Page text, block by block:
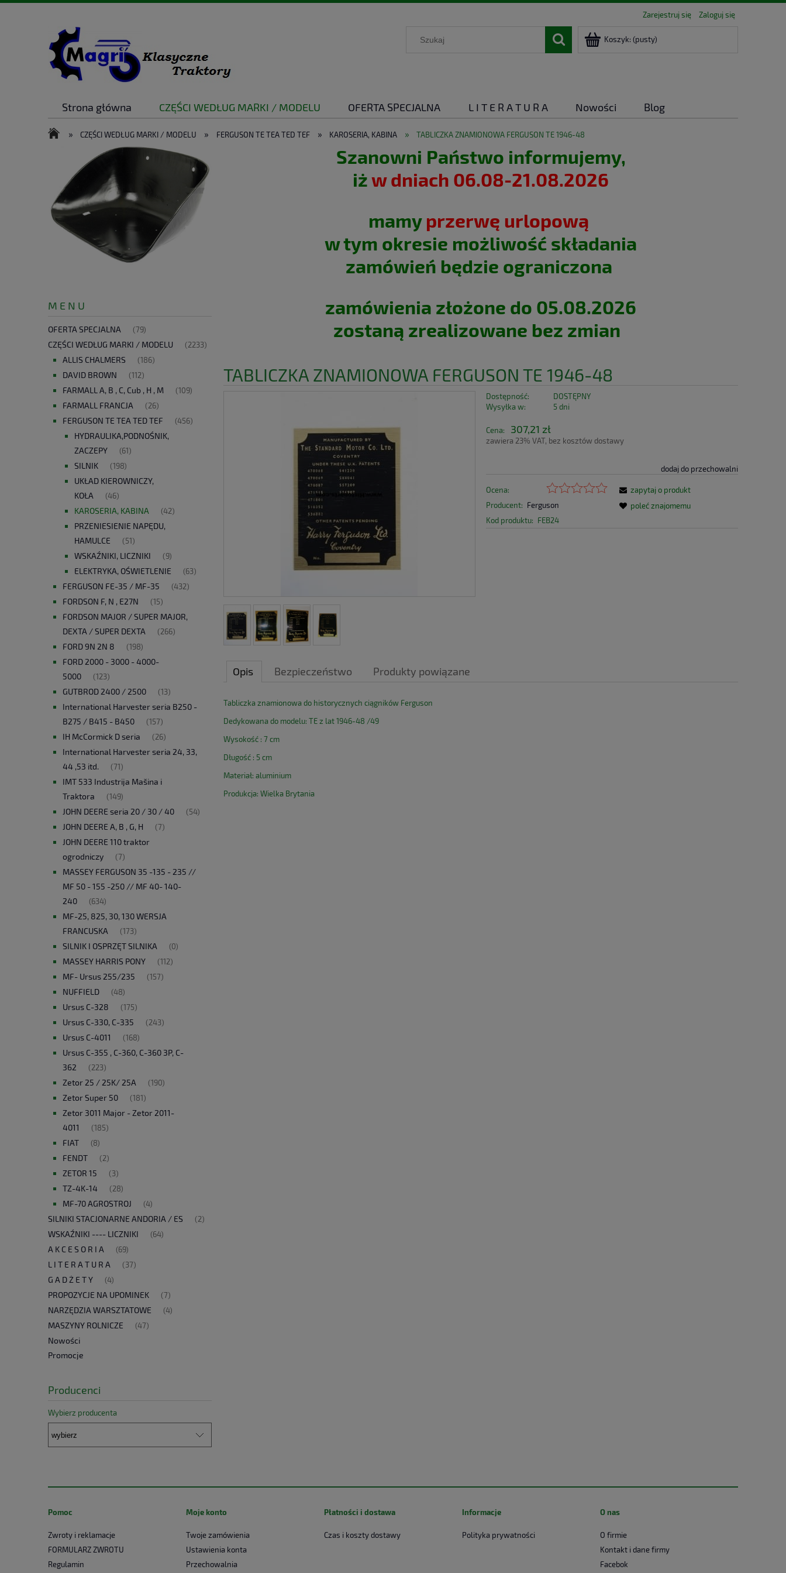
Zarejestruj się Zaloguj się
Koszyk: (pusty)
Strona główna CZĘŚCI WEDŁUG MARKI / MODELU OFERTA SPECJALNA L I T E R A T U R A Nowości
Blog
PROPOZYCJE NA UPOMINEK
MASZYNY ROLNICZE
» CZĘŚCI WEDŁUG MARKI / MODELU » FERGUSON TE TEA TED TEF » KAROSERIA, KABINA » TABLICZKA ZNAMIONOWA FERGUSON TE 1946-48
M E N U
OFERTA SPECJALNA (79)
CZĘŚCI WEDŁUG MARKI / MODELU (2233)
ALLIS CHALMERS (186)
DAVID BROWN (112)
FARMALL A, B , C, Cub , H , M (109)
FARMALL FRANCJA (26)
FERGUSON TE TEA TED TEF (456)
HYDRAULIKA,PODNOŚNIK,
ZACZEPY
(61)
SILNIK (198)
UKŁAD KIEROWNICZY,
KOŁA
(46)
KAROSERIA, KABINA (42)
PRZENIESIENIE NAPĘDU,
HAMULCE
(51)
WSKAŹNIKI, LICZNIKI (9)
ELEKTRYKA, OŚWIETLENIE (63)
FERGUSON FE-35 / MF-35 (432)
FORDSON F, N , E27N (15)
FORDSON MAJOR / SUPER MAJOR,
DEXTA / SUPER DEXTA
(266)
FORD 9N 2N 8 (198)
FORD 2000 - 3000 - 4000-
5000
(123)
GUTBROD 2400 / 2500 (13)
International Harvester seria B250 -
B275 / B415 - B450
(157)
IH McCormick D seria (26)
International Harvester seria 24, 33,
44 ,53 itd.
(71)
IMT 533 Industrija Mašina i
Traktora
(149)
JOHN DEERE seria 20 / 30 / 40 (54)
JOHN DEERE A, B , G, H (7)
JOHN DEERE 110 traktor
ogrodniczy
(7)
MASSEY FERGUSON 35 -135 - 235 //
MF 50 - 155 -250 // MF 40- 140-
240
(634)
MF-25, 825, 30, 130 WERSJA
FRANCUSKA
(173)
SILNIK I OSPRZĘT SILNIKA (0)
MASSEY HARRIS PONY (112)
MF- Ursus 255/235 (157)
NUFFIELD (48)
Ursus C-328 (175)
Ursus C-330, C-335 (243)
Ursus C-4011 (168)
Ursus C-355 , C-360, C-360 3P, C-
362
(223)
Zetor 25 / 25K/ 25A (190)
Zetor Super 50 (181)
Zetor 3011 Major - Zetor 2011-
4011
(185)
FIAT (8)
FENDT (2)
ZETOR 15 (3)
TZ-4K-14 (28)
MF-70 AGROSTROJ (4)
SILNIKI STACJONARNE ANDORIA / ES (2)
WSKAŹNIKI ---- LICZNIKI (64)
A K C E S O R I A (69)
L I T E R A T U R A (37)
G A D Ż E T Y (4)
PROPOZYCJE NA UPOMINEK (7)
NARZĘDZIA WARSZTATOWE (4)
MASZYNY ROLNICZE (47)
Nowości
Promocje
Producenci
Wybierz producenta
Szanowni Państwo informujemy,
iżw dniach 06.08-21.08.2026
mamy przerwę urlopową
w tym okresie możliwość składania
zamówień będzie ograniczona
zamówienia złożone do 05.08.2026
zostaną zrealizowane bez zmian
TABLICZKA ZNAMIONOWA FERGUSON TE 1946-48
Dostępność:
DOSTĘPNY
Wysyłka w:
5 dni
Cena: 307,21 zł
zawiera 23% VAT, bez kosztów dostawy
dodaj do przechowalni
Ocena:
Producent: Ferguson
Kod produktu: FEB24
zapytaj o produkt
poleć znajomemu
Opis Bezpieczeństwo Produkty powiązane
Tabliczka znamionowa do historycznych ciągników Ferguson
Dedykowana do modelu: TE z lat 1946-48 /49
Wysokość : 7 cm
Długość : 5 cm
Materiał: aluminium
Produkcja: Wielka Brytania
Pomoc
Zwroty i reklamacje
FORMULARZ ZWROTU
Regulamin
Moje konto
Twoje zamówienia
Ustawienia konta
Przechowalnia
Płatności i dostawa
Czas i koszty dostawy
Informacje
Polityka prywatności
O nas
O firmie
Kontakt i dane firmy
Facebok